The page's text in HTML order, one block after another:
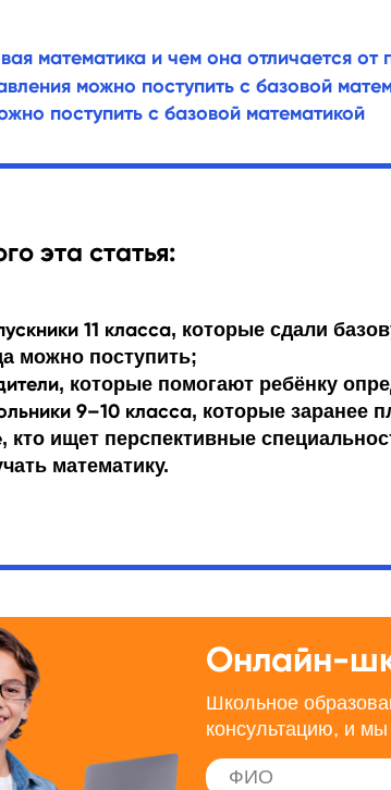
математика и чем она отличается от
можно поступить с базовой
поступить с базовой математикой
эта статья:
11 класса, которые сдали
можно поступить;
, которые помогают ребёнку
9–10 класса, которые заранее
, кто ищет перспективные
математику.
Онлайн-
Школьное
консультацию, и